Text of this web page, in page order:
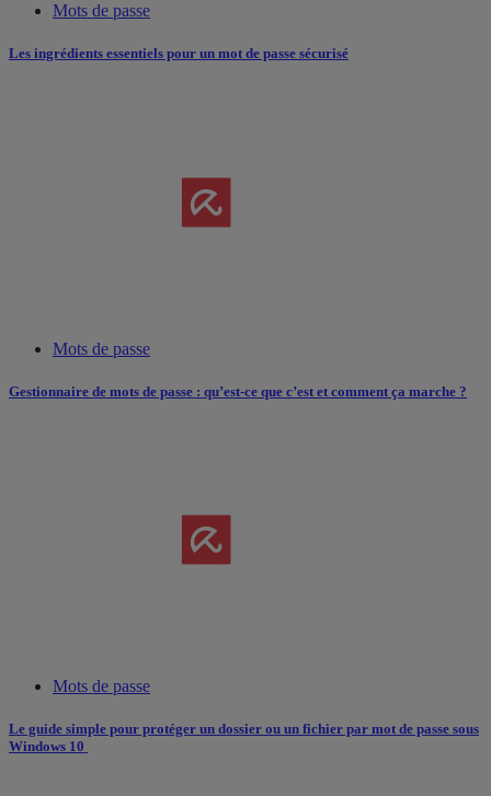
Mots de passe
Les ingrédients essentiels pour un mot de passe sécurisé
Mots de passe
Gestionnaire de mots de passe : qu’est-ce que c’est et comment ça marche ?
Mots de passe
Le guide simple pour protéger un dossier ou un fichier par mot de passe sous
Windows 10